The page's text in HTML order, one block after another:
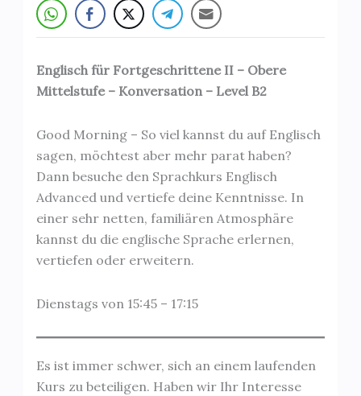
Englisch für Fortgeschrittene II – Obere
Mittelstufe – Konversation – Level B2
Good Morning – So viel kannst du auf Englisch
sagen, möchtest aber mehr parat haben?
Dann besuche den Sprachkurs Englisch
Advanced und vertiefe deine Kenntnisse. In
einer sehr netten, familiären Atmosphäre
kannst du die englische Sprache erlernen,
vertiefen oder erweitern.
Dienstags von 15:45 – 17:15
Es ist immer schwer, sich an einem laufenden
Kurs zu beteiligen. Haben wir Ihr Interesse